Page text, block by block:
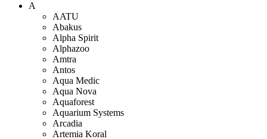
A
AATU
Abakus
Alpha Spirit
Alphazoo
Amtra
Antos
Aqua Medic
Aqua Nova
Aquaforest
Aquarium Systems
Arcadia
Artemia Koral